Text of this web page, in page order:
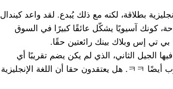
بطلاقة، لكنه مع ذلك يُبدع. لقد واعد كيندال
كونك آسيويًا يشكّل عائقًا كبيرًا في السوق
بي تي إس وبلاك بينك رائعتين حقًا.
الجيل الثاني، الذي لم يكن يضم تقريبًا أي
أعضاء أجانب، يكتسب شعبية في الغرب أيضًا ㅋㅋ. هل يعتقدون حقا أن اللغة الإنجليزية